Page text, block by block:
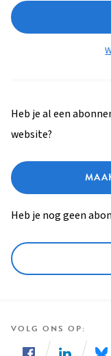
Heb je al een
website?
Heb je nog geen
VOLG ONS OP